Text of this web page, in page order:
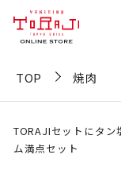
TOP 焼肉
TORAJIセットにタ
ム満点セット